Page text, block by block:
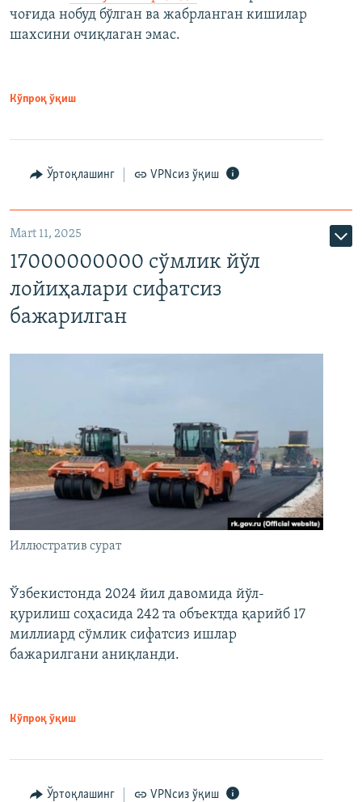
чоғида нобуд бўлган ва жабрланган кишилар
шахсини очиқлаган эмас.
Кўпроқ ўқиш
Ўртоқлашинг VPNсиз ўқиш
Mart 11, 2025
17000000000 сўмлик йўл
лойиҳалари сифатсиз
бажарилган
Иллюстратив сурат
Ўзбекистонда 2024 йил давомида йўл-
қурилиш соҳасида 242 та объектда қарийб 17
миллиард сўмлик сифатсиз ишлар
бажарилгани аниқланди.
Кўпроқ ўқиш
Ўртоқлашинг VPNсиз ўқиш